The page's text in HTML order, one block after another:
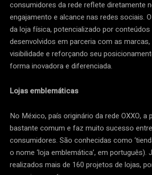
consumidores da rede reflete diretamente
engajamento e alcance nas redes sociais.
da loja física, potencializado por
desenvolvidos em parceria com as
visibilidade e reforçando seu
forma inovadora e diferenciada.
Lojas emblemáticas
No México, país originário da rede OXXO, a
bastante comum e faz muito sucesso
consumidores. São conhecidas como
o nome ‘loja emblemática’, em português).
realizados mais de 160 projetos de lojas,